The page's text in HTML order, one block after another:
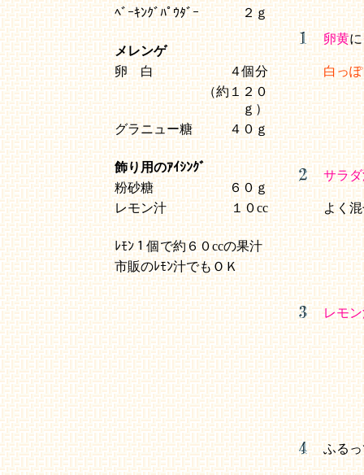
ﾍﾞｰｷﾝｸﾞﾊﾟｳﾀﾞｰ
２ｇ
メレンゲ
卵 白
４個分
（約１２０
ｇ）
グラニュー糖
４０ｇ
飾り用のｱｲｼﾝｸﾞ
粉砂糖
６０ｇ
レモン汁
１０cc
ﾚﾓﾝ１個で約６０ccの果汁
市販のﾚﾓﾝ汁でもＯＫ
卵黄に
白っ
サラ
よく
レモ
ふる